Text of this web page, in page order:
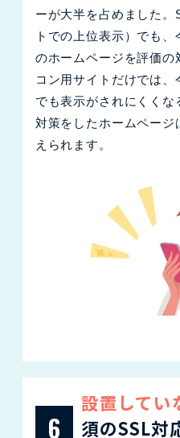
ーが大半を占めました
トでの上位表示）でも
のホームページを評価の
コン用サイトだけでは
でも表示がされにくく
対策をしたホームペー
えられます。
6
設置してい
須のSSL対